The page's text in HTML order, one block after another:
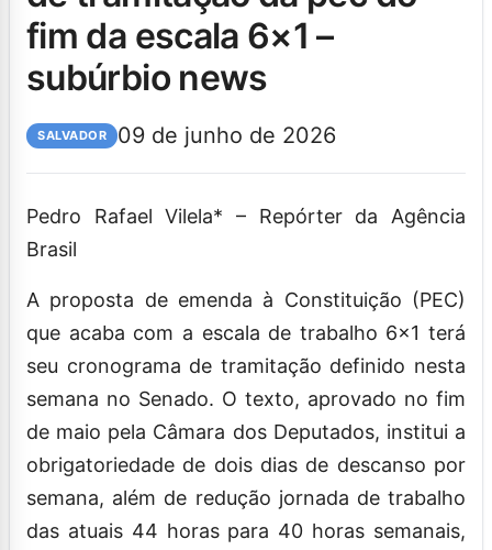
fim da escala 6×1 –
subúrbio news
SALVADOR 09 de junho de 2026
Pedro Rafael Vilela* – Repórter da Agência
Brasil
A proposta de emenda à Constituição (PEC)
que acaba com a escala de trabalho 6×1 terá
seu cronograma de tramitação definido nesta
semana no Senado. O texto, aprovado no fim
de maio pela Câmara dos Deputados, institui a
obrigatoriedade de dois dias de descanso por
semana, além de redução jornada de trabalho
das atuais 44 horas para 40 horas semanais,